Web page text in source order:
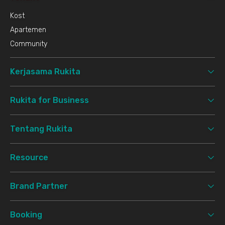
Kost
Apartemen
Community
Kerjasama Rukita
Rukita for Business
Tentang Rukita
Resource
Brand Partner
Booking